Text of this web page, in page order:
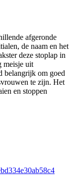
afgeronde
de naam en het
deze stoplap in
meisje uit
belangrijk om goed
te zijn. Het
en stoppen